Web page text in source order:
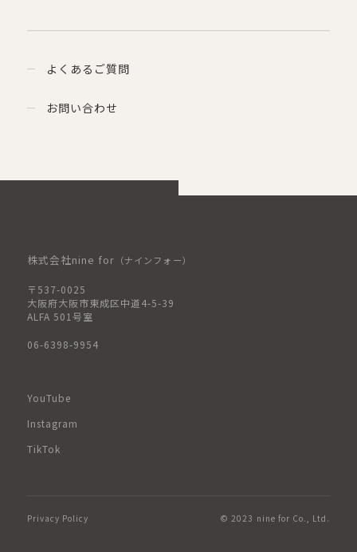
よくあるご質問
お問い合わせ
株式会社nine for （ナインフォー）
〒537-0025
大阪府大阪市東成区中道4-5-39
ALFA 501号室
06-6398-9954
YouTube
Instagram
TikTok
Privacy Policy © 2023 nine for Co., Ltd.